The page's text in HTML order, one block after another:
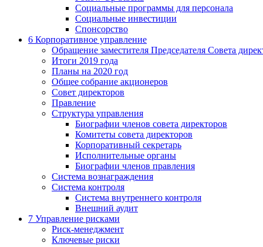
Социальные программы для персонала
Социальные инвестиции
Спонсорство
6 Корпоративное управление
Обращение заместителя Председателя Совета
Итоги 2019 года
Планы на 2020 год
Общее собрание акционеров
Совет директоров
Правление
Структура управления
Биографии членов совета директоров
Комитеты совета директоров
Корпоративный секретарь
Исполнительные органы
Биографии членов правления
Система вознаграждения
Система контроля
Система внутреннего контроля
Внешний аудит
7 Управление рисками
Риск-менеджмент
Ключевые риски